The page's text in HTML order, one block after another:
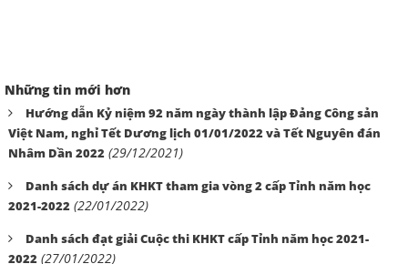
Những tin mới hơn
Hướng dẫn Kỷ niệm 92 năm ngày thành lập Đảng Công sản
Việt Nam, nghỉ Tết Dương lịch 01/01/2022 và Tết Nguyên đán
Nhâm Dần 2022 (29/12/2021)
Danh sách dự án KHKT tham gia vòng 2 cấp Tỉnh năm học
2021-2022 (22/01/2022)
Danh sách đạt giải Cuộc thi KHKT cấp Tỉnh năm học 2021-
2022 (27/01/2022)